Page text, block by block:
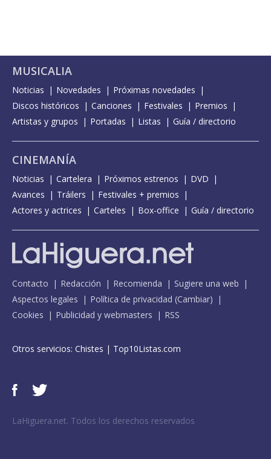
MUSICALIA
Noticias Novedades
Próximas novedades
Discos históricos
Canciones Festivales
Premios
Artistas y grupos
Portadas Listas Guía / directorio
CINEMANÍA
Noticias Cartelera Próximos estrenos
DVD
Avances
Tráilers
Festivales + premios
Actores y actrices
Carteles Box-office Guía / directorio
Contacto Redacción Recomienda
Sugiere una web
Aspectos legales
Política de privacidad (Cambiar)
Cookies
Publicidad y webmasters RSS
Otros servicios: Chistes | Top10Listas.com
LaHiguera.net. Todos los derechos reservados